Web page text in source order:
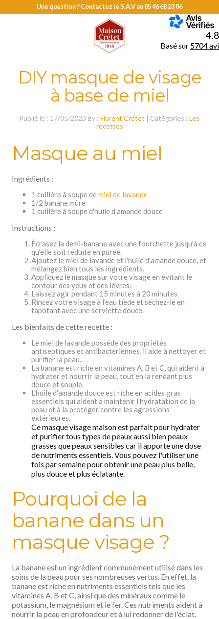
MENU
Une question ? Contactez le S.A.V au05 46 68 23 86
4.8
Basé sur 5704
DIY masque de visage
à base de miel
Publié le : 17/05/2023 By : Florent Crétet | Catégories : Les
recettes
Masque au miel
Ingrédients :
1 cuillère à soupe de miel de lavande
1/2 banane mûre
1 cuillère à soupe d'huile d'amande douce
Instructions :
Écrasez la demi-banane avec une fourchette jusqu'à ce
qu'elle soit réduite en purée.
Ajoutez le miel de lavande et l'huile d'amande douce, et
mélangez bien tous les ingrédients.
Appliquez le masque sur votre visage en évitant le
contour des yeux et des lèvres.
Laissez agir pendant 15 minutes à 20 minutes.
Rincez votre visage à l'eau tiède et séchez-le en
tapotant avec une serviette douce.
Les bienfaits de cette recette :
Le miel de lavande possède des propriétés
antiseptiques et antibactériennes, il aide à nettoyer et
purifier la peau.
La banane est riche en vitamines A, B et C, qui aident à
hydrater et nourrir la peau, tout en la rendant plus
douce et souple.
L'huile d'amande douce est riche en acides gras
essentiels qui aident à maintenir l'hydratation de la
peau et à la protéger contre les agressions
extérieures.
Ce masque visage maison est parfait pour hydrater
et purifier tous types de peaux aussi bien peaux
grasses que peaux sensibles car il apporte une dose
de nutriments essentiels. Vous pouvez l'utiliser une
fois par semaine pour obtenir une peau plus belle,
plus douce et plus éclatante.
Pourquoi de la
banane dans un
masque visage ?
La banane est un ingrédient communément utilisé dans les
soins de la peau pour ses nombreuses vertus. En effet, la
banane est riche en nutriments essentiels tels que les
vitamines A, B et C, ainsi que des minéraux comme le
potassium, le magnésium et le fer. Ces nutriments aident à
nourrir la peau en profondeur et à lui redonner de l'éclat.